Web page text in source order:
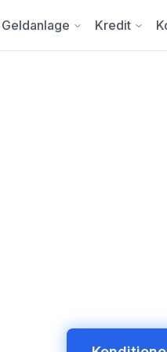
Geldanlage Kredit